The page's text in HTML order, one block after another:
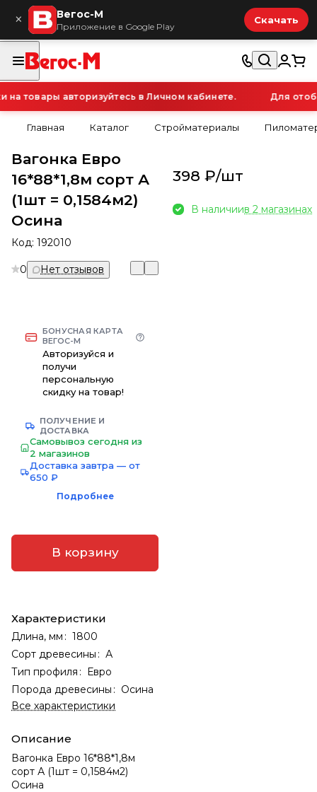
× Вегос-М
Приложение в Google Play
Скачать
товары авторизуйтесь в Личном кабинете. Для
Главная Каталог Стройматериалы
Вагонка Евро
16*88*1,8м сорт А
(1шт = 0,1584м2)
Осина
Код: 192010
0 Нет отзывов
БОНУСНАЯ КАРТА
ВЕГОС-М
Авторизуйся и
получи
персональную
скидку на товар!
ПОЛУЧЕНИЕ И
ДОСТАВКА
Самовывоз сегодня из
2 магазинов
Доставка завтра — от
650 ₽
Подробнее
В корзину
Характеристики
Длина, мм : 1800
Сорт древесины : А
Тип профиля : Евро
Порода древесины : Осина
Все характеристики
Описание
Вагонка Евро 16*88*1,8м
сорт А (1шт = 0,1584м2)
Осина
398 ₽/шт
В наличиив 2 магазинах